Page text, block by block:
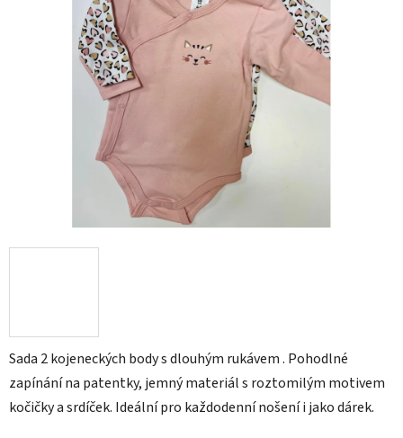
Sada 2 kojeneckých body s dlouhým rukávem . Pohodlné
zapínání na patentky, jemný materiál s roztomilým motivem
kočičky a srdíček. Ideální pro každodenní nošení i jako dárek.